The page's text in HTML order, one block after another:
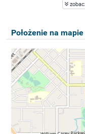
Położenie na mapie